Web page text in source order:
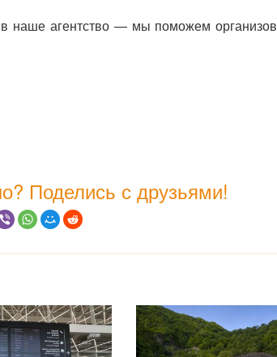
агентство — мы поможем
Поделись с друзьями!